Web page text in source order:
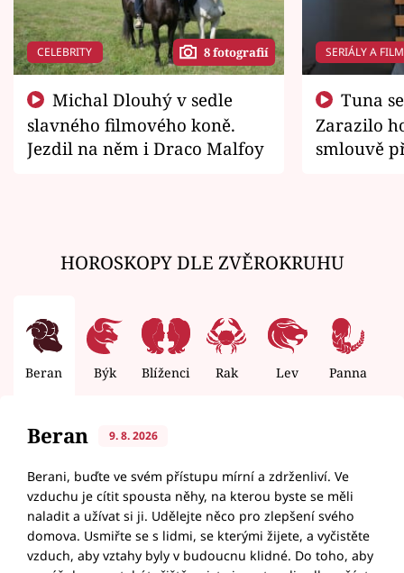
CELEBRITY 8 fotografií
slavného filmového koně.
Jezdil na něm i Draco Malfoy
SERIÁLY A
Zarazilo
smlouvě
HOROSKOPY DLE ZVĚROKRUHU
Beran Býk Blíženci Rak Lev Panna
Beran 9. 8. 2026
Berani, buďte ve svém přístupu mírní a zdrženliví. Ve
vzduchu je cítit spousta něhy, na kterou byste se měli
naladit a užívat si ji. Udělejte něco pro zlepšení svého
domova. Usmiřte se s lidmi, se kterými žijete, a vyčistěte
vzduch, aby vztahy byly v budoucnu klidné. Do toho, aby